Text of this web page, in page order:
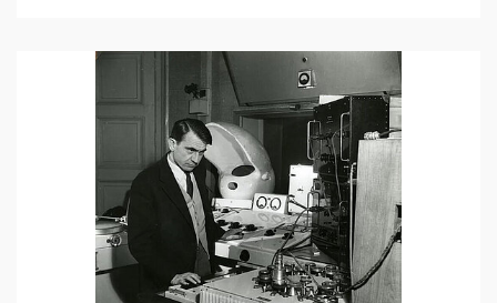
Plus d'information sur l'évènement : Autour de Pierre